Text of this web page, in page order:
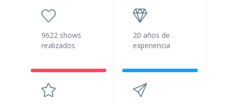
9622 shows
realizados
20 años de
experiencia